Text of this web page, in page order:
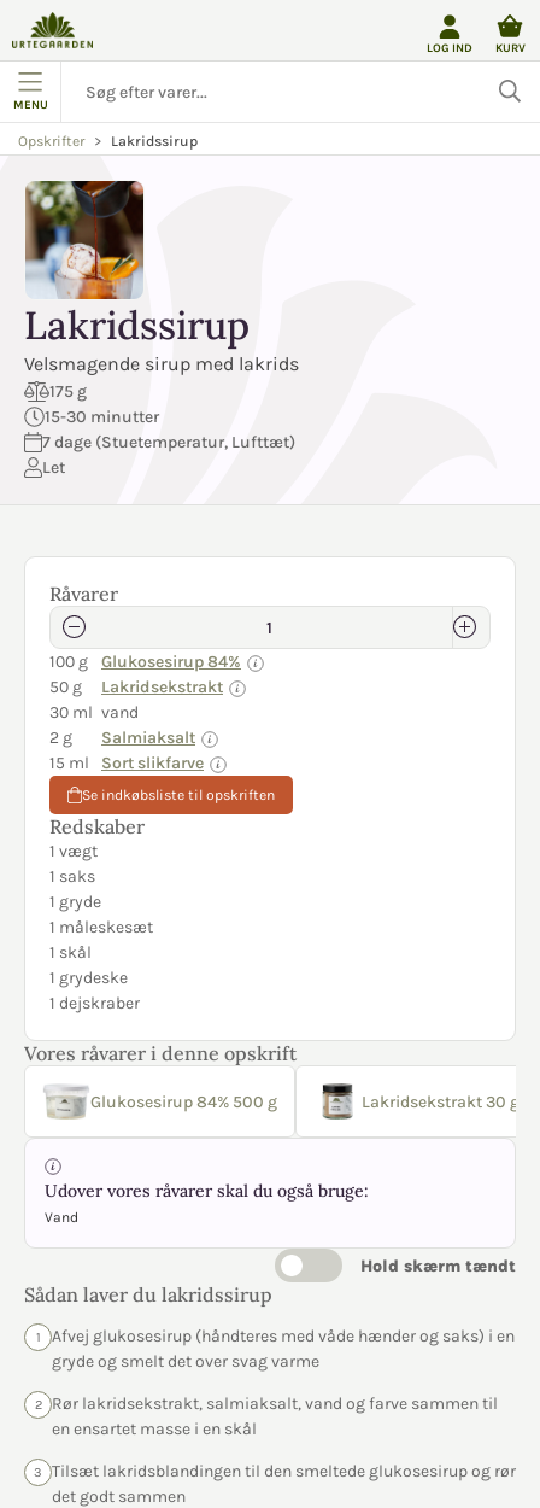
LOG IND KURV
MENU
Opskrifter Lakridssirup
Lakridssirup
Velsmagende sirup med lakrids
175 g
15-30 minutter
7 dage (Stuetemperatur, Lufttæt)
Let
Råvarer
100 g
Glukosesirup 84%
50 g
Lakridsekstrakt
30 ml vand
2 g
Salmiaksalt
15 ml
Sort slikfarve
Se indkøbsliste til opskriften
Redskaber
1 vægt
1 saks
1 gryde
1 måleskesæt
1 skål
1 grydeske
1 dejskraber
Vores råvarer i denne opskrift
Glukosesirup 84% 500 g Lakridsekstrakt 30 g
Udover vores råvarer skal du også bruge:
Vand
Hold skærm tændt
Sådan laver du lakridssirup
1
Afvej glukosesirup (håndteres med våde hænder og saks) i en
gryde og smelt det over svag varme
2
Rør lakridsekstrakt, salmiaksalt, vand og farve sammen til
en ensartet masse i en skål
3
Tilsæt lakridsblandingen til den smeltede glukosesirup og rør
det godt sammen